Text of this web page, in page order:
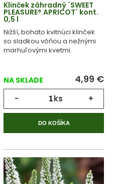
Klinček záhradný ´SWEET
PLEASURE® APRICOT´ kont.
0,5 l
Nižší, bohato kvitnúci klinček
so sladkou vôňou a nežnými
marhuľovými kvetmi.
NA SKLADE 4,99 €
- ks +
DO KOŠÍKA